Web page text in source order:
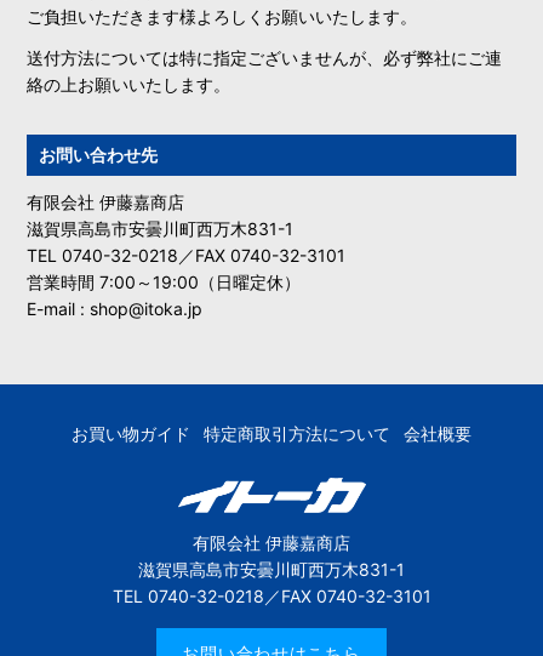
ご負担いただきます様よろしくお願いいたします。
送付方法については特に指定ございませんが、必ず弊社にご連
絡の上お願いいたします。
お問い合わせ先
有限会社 伊藤嘉商店
滋賀県高島市安曇川町西万木831-1
TEL 0740-32-0218／FAX 0740-32-3101
営業時間 7:00～19:00（日曜定休）
E-mail : shop@itoka.jp
お買い物ガイド 特定商取引方法について 会社概要
有限会社 伊藤嘉商店
滋賀県高島市安曇川町西万木831-1
TEL 0740-32-0218／FAX 0740-32-3101